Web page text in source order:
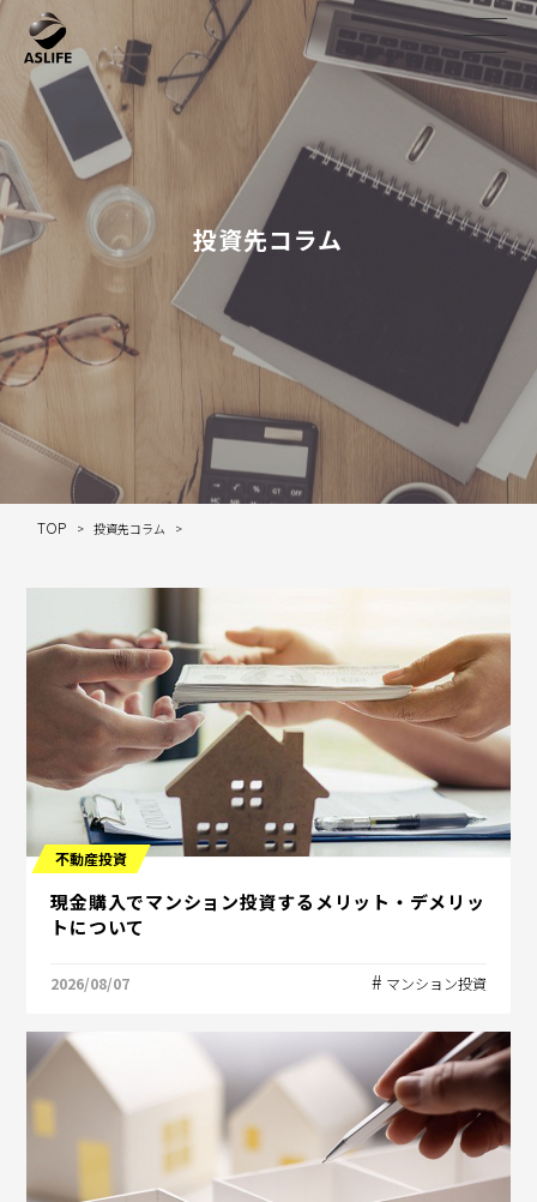
投資先コラム
TOP 投資先コラム
不動産投資
現金購入でマンション投資するメリット・デメリッ
トについて
2026/08/07 マンション投資